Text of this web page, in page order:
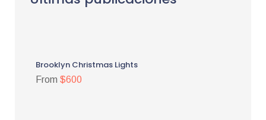
Brooklyn Christmas Lights
From $600